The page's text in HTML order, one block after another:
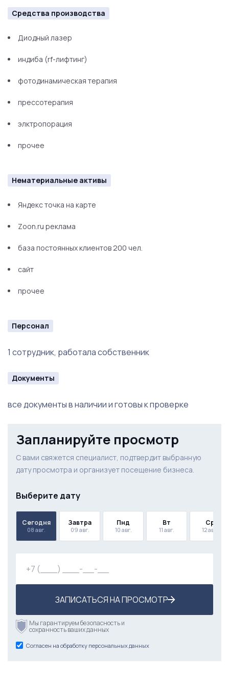
Средства производства
Диодный лазер
индиба (rf-лифтинг)
фотодинамическая терапия
прессотерапия
элктропорация
прочее
Нематериальные активы
Яндекс точка на карте
Zoon.ru реклама
база постоянных клиентов 200 чел.
сайт
прочее
Персонал
1 сотрудник, работала собственник
Документы
все документы в наличии и готовы к проверке
Запланируйте просмотр
С вами свяжется специалист, подтвердит выбранную
дату просмотра и организует посещение бизнеса.
Выберите дату
Сегодня
08 авг.
Завтра
09 авг.
Пнд
10 авг.
Вт
11 авг.
Ср
12 авг.
ЗАПИСАТЬСЯ НА ПРОСМОТР
Мы гарантируем безопасность и
сохранность ваших данных
Согласен на обработку персональных данных